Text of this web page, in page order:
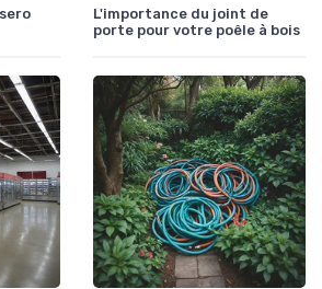
L'importance du joint de
porte pour votre poêle à bois